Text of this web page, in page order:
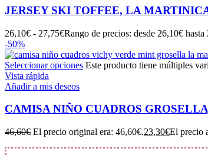
JERSEY SKI TOFFEE, LA
26,10€ - 27,75€Rango de precios: desde 26,10€ hasta
-50%
Seleccionar opciones Este producto tiene múltiples
Vista rápida
Añadir a mis deseos
CAMISA NIÑO CUADROS
46,60€ El precio original era: 46,60€.23,30€El precio